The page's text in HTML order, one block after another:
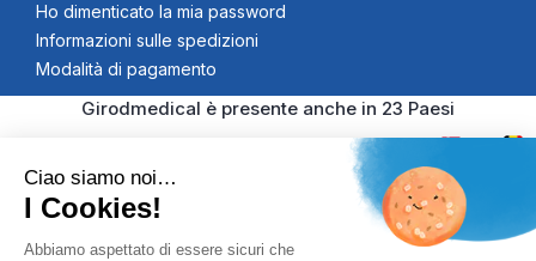
Ho dimenticato la mia password
Informazioni sulle spedizioni
Modalità di pagamento
Girodmedical è presente anche in 23 Paesi
© 2026 Girodmedical. Tutti i diritti riservati. Partita IVA
Ciao siamo noi…
I Cookies!
Abbiamo aspettato di essere sicuri che